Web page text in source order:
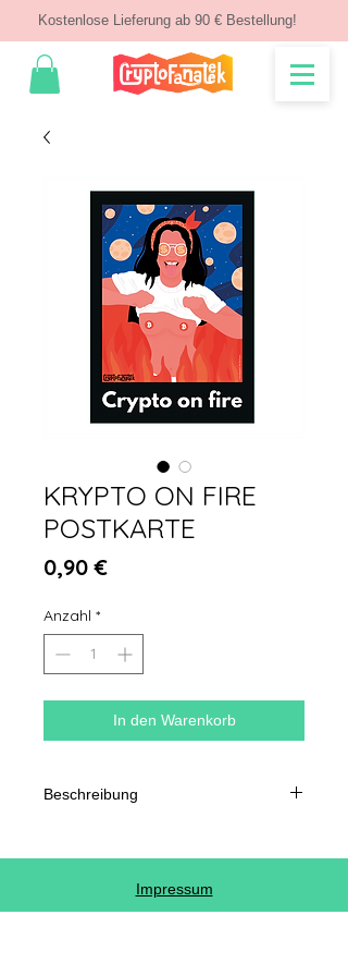
Kostenlose Lieferung ab 90 € Bestellung!
KRYPTO ON FIRE
POSTKARTE
0,90 €Preis
Anzahl *
In den Warenkorb
Beschreibung
Frontglanzlaminierung Zurück
Format 10 x 15 cmImpressum
AGB